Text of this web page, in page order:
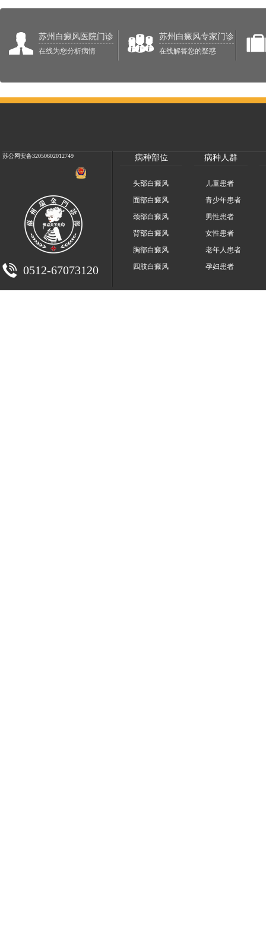
苏州白癜风医院门诊
在线为您分析病情
苏州白癜风专家门诊
在线解答您的疑惑
苏公网安备32050602012749
0512-67073120
病种部位 病种人群
头部白癜风
面部白癜风
颈部白癜风
背部白癜风
胸部白癜风
四肢白癜风
儿童患者
青少年患者
男性患者
女性患者
老年人患者
孕妇患者